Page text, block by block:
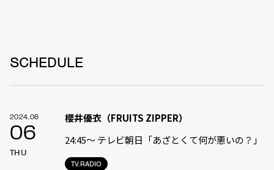
SCHEDULE
2024.06
06
THU
TV.RADIO
櫻井優衣（FRUITS ZIPPER）
24:45〜 テレビ朝日「あざとくて何が悪いの？」